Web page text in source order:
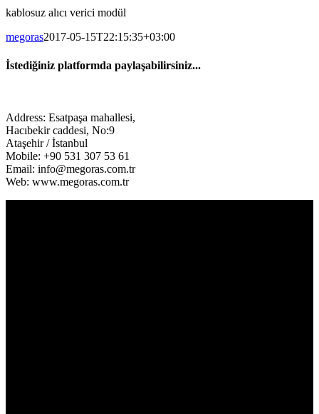
kablosuz alıcı verici modül
megoras2017-05-15T22:15:35+03:00
İstediğiniz platformda paylaşabilirsiniz...
Address: Esatpaşa mahallesi,
Hacıbekir caddesi, No:9
Ataşehir / İstanbul
Mobile: +90 531 307 53 61
Email: info@megoras.com.tr
Web: www.megoras.com.tr